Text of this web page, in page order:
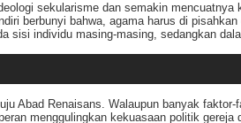
sekularisme dan semakin mencuatnya
berbunyi bahwa, agama harus di pisahkan
sisi individu masing-masing, sedangkan
Abad Renaisans. Walaupun banyak faktor-
menggulingkan kekuasaan politik gereja